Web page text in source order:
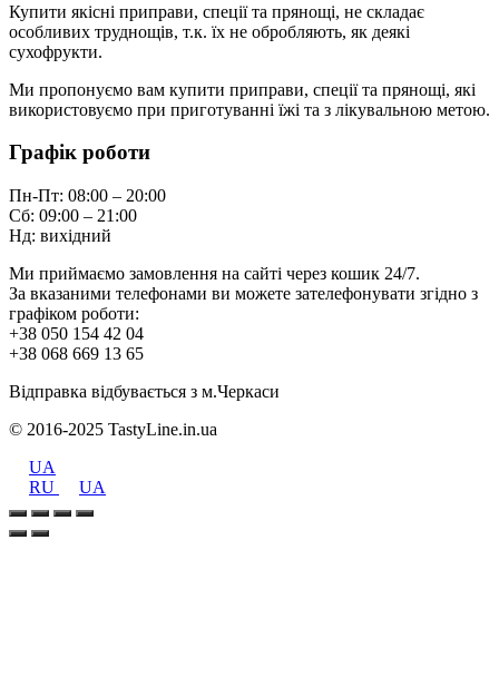
Купити якісні приправи, спеції та прянощі, не складає
особливих труднощів, т.к. їх не обробляють, як деякі
сухофрукти.
Ми пропонуємо вам купити приправи, спеції та прянощі, які
використовуємо при приготуванні їжі та з лікувальною метою.
Графік роботи
Пн-Пт: 08:00 – 20:00
Сб: 09:00 – 21:00
Нд: вихідний
Ми приймаємо замовлення на сайті через кошик 24/7.
За вказаними телефонами ви можете зателефонувати згідно з
графіком роботи:
+38 050 154 42 04
+38 068 669 13 65
Відправка відбувається з м.Черкаси
© 2016-2025 TastyLine.in.ua
UA
RU
UA